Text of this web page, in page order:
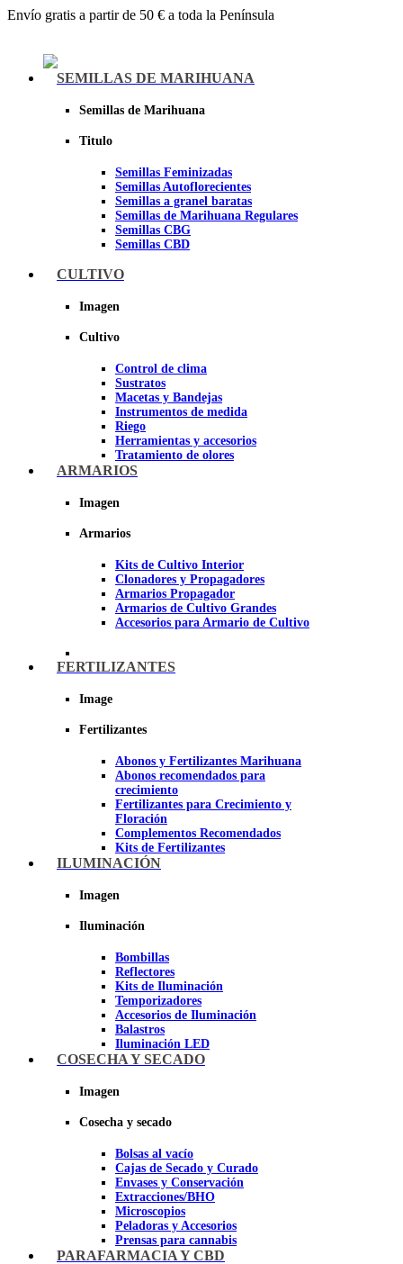
Envío gratis a partir de 50 € a toda la Península
SEMILLAS DE MARIHUANA
Semillas de Marihuana
Titulo
Semillas Feminizadas
Semillas Autoflorecientes
Semillas a granel baratas
Semillas de Marihuana Regulares
Semillas CBG
Semillas CBD
Sheer seeds
CULTIVO
Imagen
Cultivo
Control de clima
Sustratos
Macetas y Bandejas
Instrumentos de medida
Riego
Herramientas y accesorios
Tratamiento de olores
Insecticidas y fungicidas
Papel Reflectante para cultivo de
ARMARIOS
Imagen
Armarios
Kits de Cultivo Interior
Clonadores y Propagadores
Armarios Propagador
Armarios de Cultivo Grandes
Accesorios para Armario de Cultivo
FERTILIZANTES
Image
Fertilizantes
Abonos y Fertilizantes Marihuana
Abonos recomendados para
crecimiento
Fertilizantes para Crecimiento y
Floración
Complementos Recomendados
Kits de Fertilizantes
ILUMINACIÓN
Imagen
Iluminación
Bombillas
Reflectores
Kits de Iluminación
Temporizadores
Accesorios de Iluminación
Balastros
Iluminación LED
Iluminación LEC
COSECHA Y SECADO
Imagen
Cosecha y secado
Bolsas al vacío
Cajas de Secado y Curado
Envases y Conservación
Extracciones/BHO
Microscopios
Peladoras y Accesorios
Prensas para cannabis
Secadores de cogollos
PARAFARMACIA Y CBD